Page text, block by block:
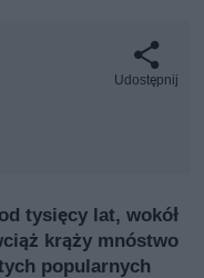
Udostępnij
tysięcy lat, wokół
krąży mnóstwo
popularnych